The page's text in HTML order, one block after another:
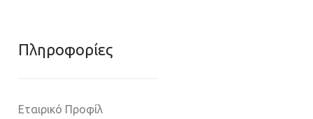
Πληροφoρίες
Εταιρικό Προφίλ